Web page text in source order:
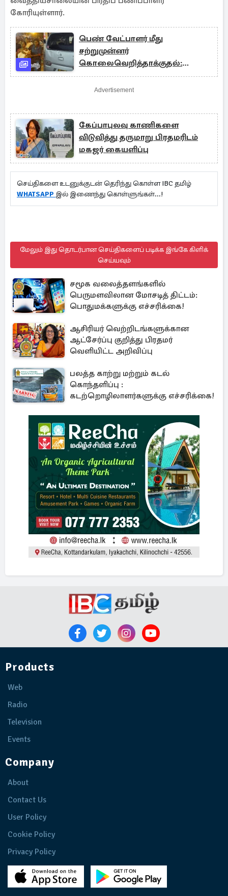
கோரியுள்ளார்.
பெண் வேட்பாளர் மீது
சற்றுமுன்னர்
கொலைவெறித்தாக்குதல்:
தமிழரசுக் கட்சி அடாவடி!!
Advertisement
கேப்பாபுலவு காணிகளை
விடுவித்து தருமாறு பிரதமரிடம்
மகஜர் கையளிப்பு
செய்திகளை உடனுக்குடன் தெரிந்து கொள்ள IBC தமிழ்
WHATSAPP இல் இணைந்து கொள்ளுங்கள்...!
மேலும் இது தொடர்பான செய்திகளைப் படிக்க இங்கே கிளிக்
செய்யவும்
சமூக வலைத்தளங்களில்
பெருமளவிலான மோசடித் திட்டம்:
பொதுமக்களுக்கு எச்சரிக்கை!
ஆசிரியர் வெற்றிடங்களுக்கான
ஆட்சேர்ப்பு குறித்து பிரதமர்
வெளியிட்ட அறிவிப்பு
பலத்த காற்று மற்றும் கடல்
கொந்தளிப்பு :
கடற்றொழிலாளர்களுக்கு எச்சரிக்கை!
Products
Web
Radio
Television
Events
Company
About
Contact Us
User Policy
Cookie Policy
Privacy Policy